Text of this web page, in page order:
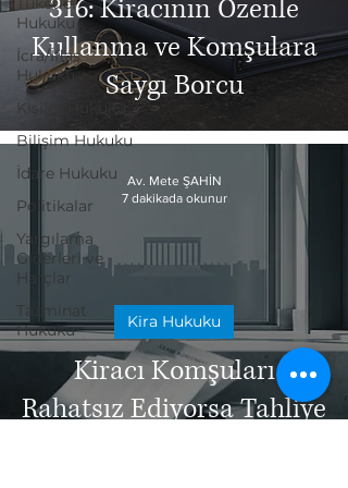
Hukuku
İcra/İflas
Hukuku
Kişiler Hukuku
Bilişim Hukuku
İdare Hukuku
Politikalar
Yargılama
Giderleri ve
Harçlar
Tazminat
Hukuku
316: Kiracının Özenle
Kullanma ve Komşulara
Saygı Borcu
Kiracı Komşuları
Rahatsız Ediyorsa Tahliye
Kira Hukuku
Av. Mete ŞAHİN
7 dakikada okunur